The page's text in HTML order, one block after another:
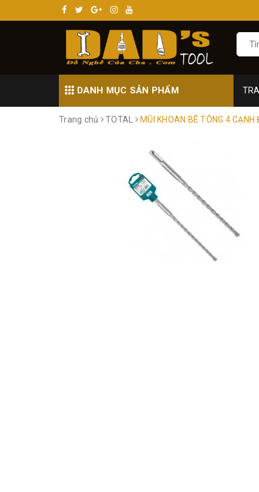
DANH MỤC SẢN PHẨM
Trang chủ TOTAL MŨI KHOAN BÊ TÔNG 4